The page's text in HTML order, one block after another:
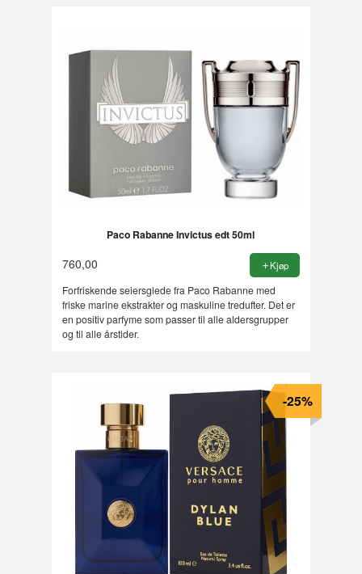
Paco Rabanne Invictus edt 50ml
760,00 Kjøp
Forfriskende seiersglede fra Paco Rabanne med
friske marine ekstrakter og maskuline tredufter. Det er
en positiv parfyme som passer til alle aldersgrupper
og til alle årstider.
-25%